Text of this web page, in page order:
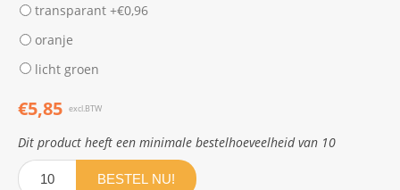
transparant +€0,96
oranje
licht groen
€5,85 excl.BTW
Dit product heeft een minimale bestelhoeveelheid van 10
BESTEL NU!